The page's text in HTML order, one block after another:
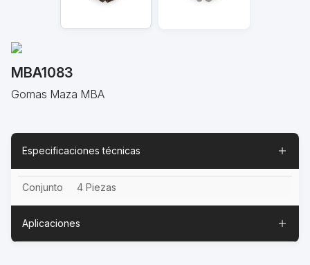
MBA1083
Gomas Maza MBA
Especificaciones técnicas
Conjunto 4 Piezas
Aplicaciones